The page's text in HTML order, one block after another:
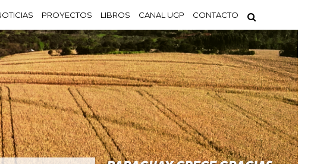
PROYECTOS LIBROS CANAL UGP CONTACTO